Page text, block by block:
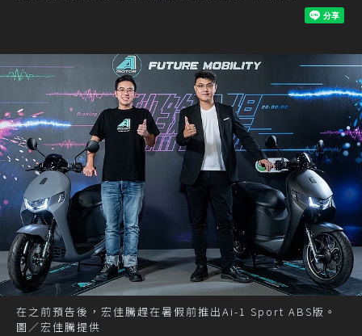
在之前預告後，宏佳騰趕在暑假前推出Ai-1 Sport ABS版。
圖／宏佳騰提供